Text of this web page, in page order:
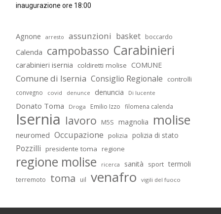
inaugurazione ore 18:00
Agnone arresto assunzioni basket boccardo
Calenda campobasso Carabinieri
carabinieri isernia coldiretti molise COMUNE
Comune di Isernia Consiglio Regionale controlli
convegno covid denunce denuncia Di lucente
Donato Toma Droga Emilio Izzo filomena calenda
Isernia lavoro M5S magnolia molise
neuromed Occupazione polizia polizia di stato
Pozzilli presidente toma regione
regione molise ricerca sanità sport termoli
terremoto toma uil venafro vigili del fuoco